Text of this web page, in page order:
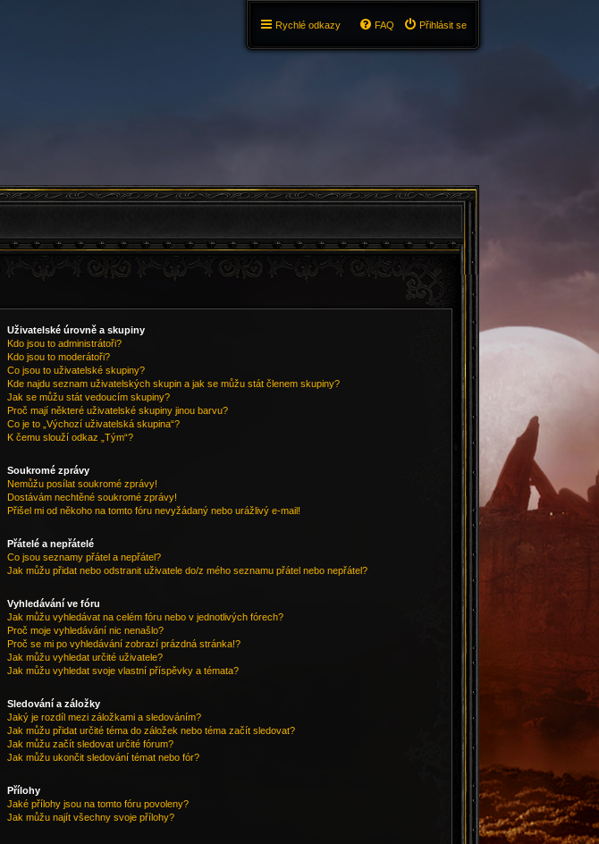
Rychlé odkazy Přihlásit se
FAQ
Uživatelské úrovně a skupiny
Kdo jsou to administrátoři?
Kdo jsou to moderátoři?
Co jsou to uživatelské skupiny?
Kde najdu seznam uživatelských skupin a jak se můžu stát členem skupiny?
Jak se můžu stát vedoucím skupiny?
Proč mají některé uživatelské skupiny jinou barvu?
Co je to „Výchozí uživatelská skupina“?
K čemu slouží odkaz „Tým“?
Soukromé zprávy
Nemůžu posílat soukromé zprávy!
Dostávám nechtěné soukromé zprávy!
Přišel mi od někoho na tomto fóru nevyžádaný nebo urážlivý e-mail!
Přátelé a nepřátelé
Co jsou seznamy přátel a nepřátel?
Jak můžu přidat nebo odstranit uživatele do/z mého seznamu přátel nebo nepřátel?
Vyhledávání ve fóru
Jak můžu vyhledávat na celém fóru nebo v jednotlivých fórech?
Proč moje vyhledávání nic nenašlo?
Proč se mi po vyhledávání zobrazí prázdná stránka!?
Jak můžu vyhledat určité uživatele?
Jak můžu vyhledat svoje vlastní příspěvky a témata?
Sledování a záložky
Jaký je rozdíl mezi záložkami a sledováním?
Jak můžu přidat určité téma do záložek nebo téma začít sledovat?
Jak můžu začít sledovat určité fórum?
Jak můžu ukončit sledování témat nebo fór?
Přílohy
Jaké přílohy jsou na tomto fóru povoleny?
Jak můžu najít všechny svoje přílohy?